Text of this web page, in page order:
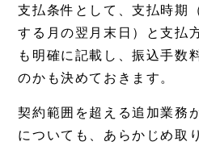
支払条件として、支払時期
する月の翌月末日）と支払
も明確に記載し、振込手数
のかも決めておきます。
契約範囲を超える追加業務
についても、あらかじめ取